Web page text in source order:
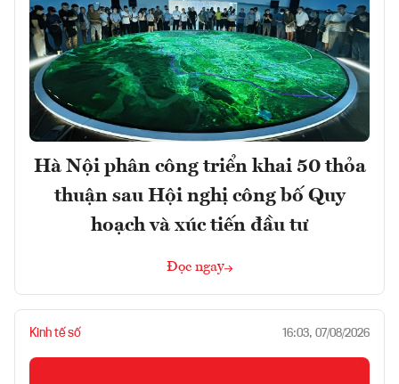
Hà Nội phân công triển khai 50 thỏa
thuận sau Hội nghị công bố Quy
hoạch và xúc tiến đầu tư
Đọc ngay
Kinh tế số 16:03, 07/08/2026